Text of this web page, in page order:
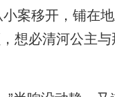
案移开，铺在
想必清河公主